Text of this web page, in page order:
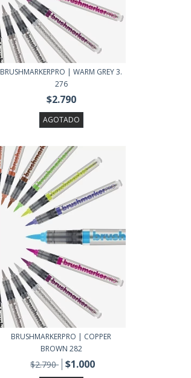
BRUSHMARKERPRO | WARM GREY 3.
276
$2.790
AGOTADO
BRUSHMARKERPRO | COPPER
BROWN 282
$2.790 $1.000